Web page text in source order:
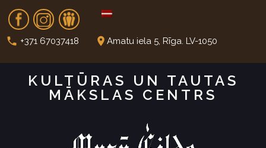
t
Fb In Dr
call +371 67037418 place Amatu iela 5, Rīga. LV-1050
KULTŪRAS UN TAUTAS
MĀKSLAS CENTRS